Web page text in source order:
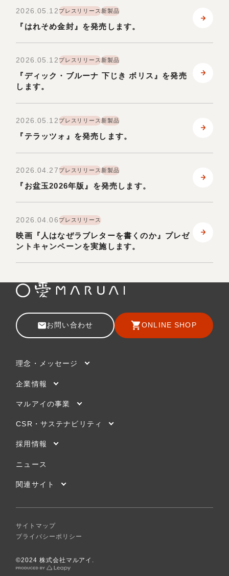
2026.05.12プレスリリース新製品
『はれそめ金封』を発売します。
2026.05.12プレスリリース新製品
『ディック・ブルーナ 下じき ボリス』を発売
します。
2026.05.12プレスリリース新製品
『テラッツォ』を発売します。
2026.04.27プレスリリース新製品
『お盆玉2026年版』を発売します。
2026.04.06プレスリリース
映画『人はなぜラブレターを書くのか』プレゼ
ントキャンペーンを実施します。
お問い合わせ ONLINE SHOP
理念・メッセージ
企業情報
マルアイの事業
CSR・サステナビリティ
採用情報
ニュース
関連サイト
サイトマップ
プライバシーポリシー
©2024 株式会社マルアイ.